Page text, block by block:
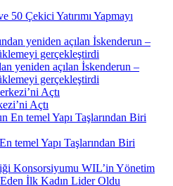
50 Çekici Yatırımı Yapmayı
yeniden açılan İskenderun –
gerçekleştirdi
Açtı
temel Yapı Taşlarından Biri